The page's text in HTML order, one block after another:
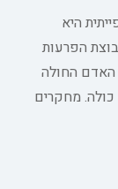
היא
הפרעות
האדם החולה
מחקרים